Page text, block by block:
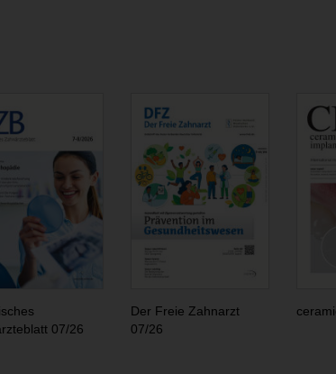
07/26
Der Freie Zahnarzt
07/26